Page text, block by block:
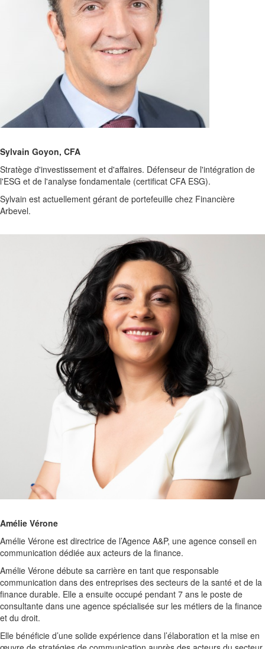
Sylvain Goyon, CFA
Stratège d'investissement et d'affaires. Défenseur de l'intégration de
l'ESG et de l'analyse fondamentale (certificat CFA ESG).
Sylvain est actuellement gérant de portefeuille chez Financière
Arbevel.
Amélie Vérone
Amélie Vérone est directrice de l’Agence A&P, une agence conseil en
communication dédiée aux acteurs de la finance.
Amélie Vérone débute sa carrière en tant que responsable
communication dans des entreprises des secteurs de la santé et de la
finance durable. Elle a ensuite occupé pendant 7 ans le poste de
consultante dans une agence spécialisée sur les métiers de la finance
et du droit.
Elle bénéficie d’une solide expérience dans l’élaboration et la mise en